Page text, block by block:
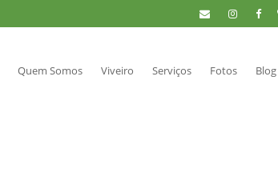
Quem Somos Viveiro Serviços Fotos Blog